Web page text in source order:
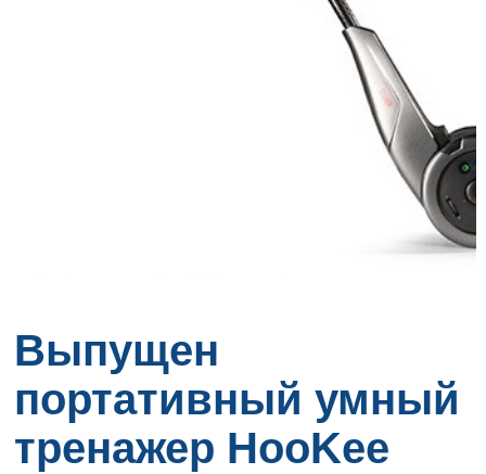
Выпущен
портативный умный
тренажер HooKee